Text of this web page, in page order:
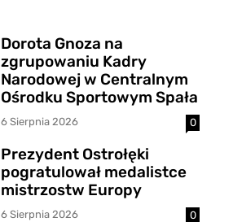
Dorota Gnoza na
zgrupowaniu Kadry
Narodowej w Centralnym
Ośrodku Sportowym Spała
6 Sierpnia 2026 0
Prezydent Ostrołęki
pogratulował medalistce
mistrzostw Europy
6 Sierpnia 2026 0